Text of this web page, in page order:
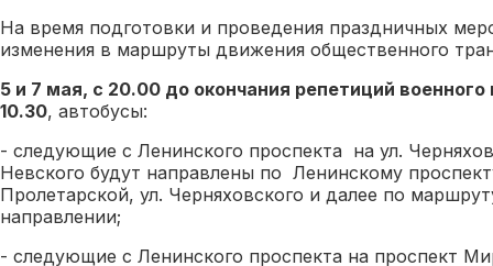
На время подготовки и проведения праздничных
изменения в маршруты движения общественного
5 и 7 мая, с 20.00 до окончания репетиций
10.30, автобусы:
- следующие с Ленинского проспекта на ул.
Невского будут направлены по Ленинскому
Пролетарской, ул. Черняховского и далее по
направлении;
- следующие с Ленинского проспекта на проспект